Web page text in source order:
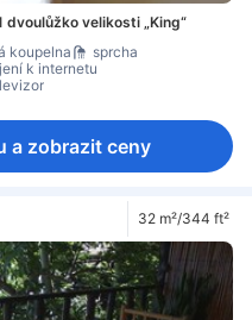
dvoulůžko velikosti „King“
koupelna
sprcha
k internetu
a zobrazit ceny
32 m²/344 ft²